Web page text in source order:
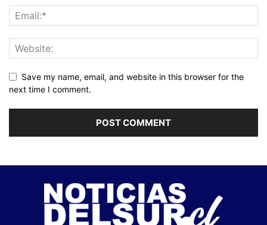
Save my name, email, and website in this browser for the
next time I comment.